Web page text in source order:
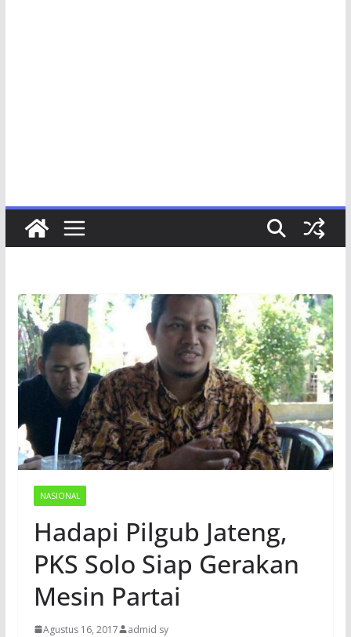
NASIONAL
Hadapi Pilgub Jateng,
PKS Solo Siap Gerakan
Mesin Partai
Agustus 16, 2017 admid sy